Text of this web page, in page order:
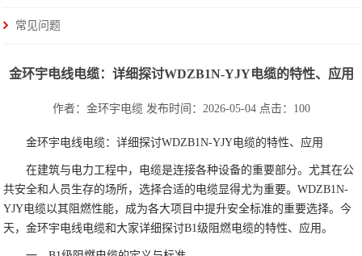
常见问题
金环宇电线电缆：详细探讨WDZB1N-YJY电缆的特性、应用
作者： 金环宇电缆 发布时间：2026-05-04 点击： 100
金环宇电线电缆：详细探讨WDZB1N-YJY电缆的特性、应用
在建筑与电力工程中，电缆是连接各种设备的重要部分。尤其在公
共安全和人员生存的场所，选择合适的电缆显得尤为重要。WDZB1N-
YJY电缆以其阻燃性能，成为各大项目中提升安全标准的重要选择。今
天，金环宇电线电缆和大家详细探讨B1级阻燃电缆的特性、应用。